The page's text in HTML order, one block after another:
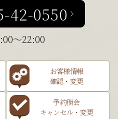
42-0550
～22:00
お客様情報
確認・変更
予約照会
キャンセル・変更